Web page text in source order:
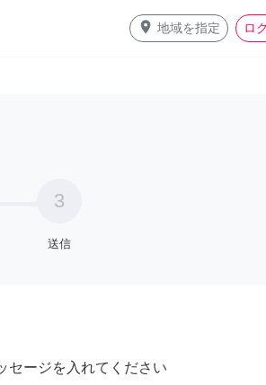
place 地域を指定 ロ
3
送信
セージを入れてください